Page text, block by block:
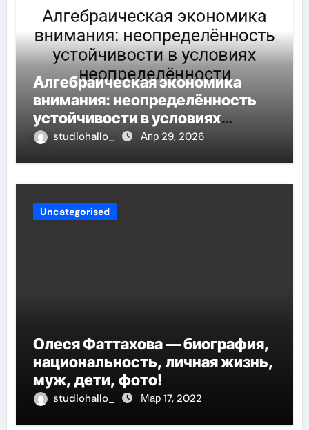
Алгебраическая экономика
внимания: неопределённость
устойчивости в условиях
неопределённости
studiohallo_ Апр 29, 2026
Uncategorised
Олеся Фаттахова — биография,
национальность, личная жизнь,
муж, дети, фото!
studiohallo_ Мар 17, 2022